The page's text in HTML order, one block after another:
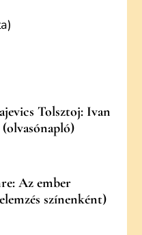
Tolsztoj: Ivan
Az ember
színenként)